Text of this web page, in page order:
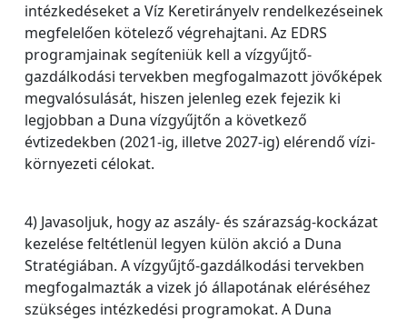
intézkedéseket a Víz Keretirányelv rendelkezéseinek
megfelelően kötelező végrehajtani. Az EDRS
programjainak segíteniük kell a vízgyűjtő-
gazdálkodási tervekben megfogalmazott jövőképek
megvalósulását, hiszen jelenleg ezek fejezik ki
legjobban a Duna vízgyűjtőn a következő
évtizedekben (2021-ig, illetve 2027-ig) elérendő vízi-
környezeti célokat.
4) Javasoljuk, hogy az aszály- és szárazság-kockázat
kezelése feltétlenül legyen külön akció a Duna
Stratégiában. A vízgyűjtő-gazdálkodási tervekben
megfogalmazták a vizek jó állapotának eléréséhez
szükséges intézkedési programokat. A Duna